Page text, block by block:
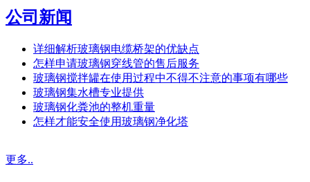
公司新闻
详细解析玻璃钢电缆桥架的优缺点
怎样申请玻璃钢穿线管的售后服务
玻璃钢搅拌罐在使用过程中不得不注意的事项有哪些
玻璃钢集水槽专业提供
玻璃钢化粪池的整机重量
怎样才能安全使用玻璃钢净化塔
更多..